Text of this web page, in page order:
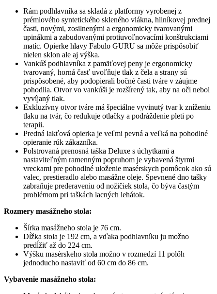
Rám podhlavníka sa skladá z platformy vyrobenej z
prémiového syntetického skleného vlákna, hliníkovej prednej
časti, novými, zosilnenými a ergonomicky tvarovanými
upinákmi a zabudovanými protiuvoľnovacími konštrukciami
matíc. Opierke hlavy Fabulo GURU sa môže prispôsobiť
nielen sklon ale aj výška.
Vankúš podhlavníka z pamäťovej peny je ergonomicky
tvarovaný, horná časť uvoľňuje tlak z čela a strany sú
prispôsobené, aby podopierali bočné časti tváre v záujme
pohodlia. Otvor vo vankúši je rozšírený tak, aby na oči nebol
vyvíjaný tlak.
Exkluzívny otvor tváre má špeciálne vyvinutý tvar k zníženiu
tlaku na tvár, čo redukuje otlačky a podráždenie pleti po
terapii.
Predná lakťová opierka je veľmi pevná a veľká na pohodlné
opieranie rúk zákazníka.
Polstrovaná prenosná taška Deluxe s úchytkami a
nastaviteľným ramenným popruhom je vybavená štyrmi
vreckami pre pohodlné uloženie masérskych pomôcok ako sú
valec, prestieradlo alebo masážne oleje. Spevnené dno tašky
zabraňuje prederaveniu od nožičiek stola, čo býva častým
problémom pri taškách lacných lehátok.
Rozmery masážneho stola:
Šírka masážneho stola je 76 cm.
Dĺžka stola je 192 cm, a vďaka podhlavníku ju možno
predĺžiť až do 224 cm.
Výšku masérskeho stola možno v rozmedzí 11 polôh
jednoducho nastaviť od 60 cm do 86 cm.
Vybavenie masážneho stola: